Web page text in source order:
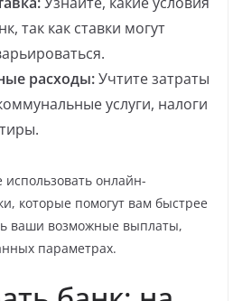
так как ставки могут
расходы:Учтите затраты
услуги, налоги
использовать онлайн-
которые помогут вам быстрее
ваши возможные выплаты,
параметрах.